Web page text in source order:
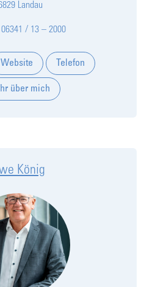
Landau
06341 / 13 – 2000
Website Telefon
über mich
König